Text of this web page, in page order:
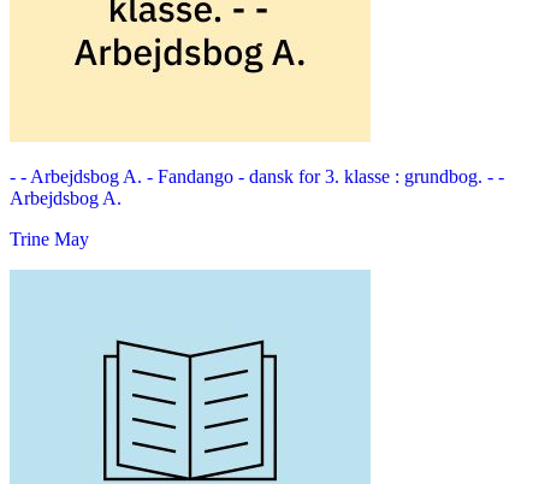
- - Arbejdsbog A. - Fandango - dansk for 3. klasse : grundbog. - -
Arbejdsbog A.
Trine May